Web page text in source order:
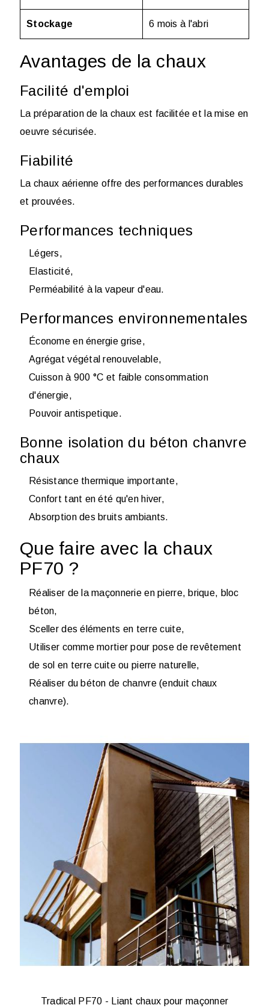
Stockage 6 mois à l'abri
Avantages de la chaux
Facilité d'emploi
La préparation de la chaux est facilitée et la mise en
oeuvre sécurisée.
Fiabilité
La chaux aérienne offre des performances durables
et prouvées.
Performances techniques
Légers,
Elasticité,
Perméabilité à la vapeur d'eau.
Performances environnementales
Économe en énergie grise,
Agrégat végétal renouvelable,
Cuisson à 900 °C et faible consommation
d'énergie,
Pouvoir antispetique.
Bonne isolation du béton chanvre
chaux
Résistance thermique importante,
Confort tant en été qu'en hiver,
Absorption des bruits ambiants.
Que faire avec la chaux
PF70 ?
Réaliser de la maçonnerie en pierre, brique, bloc
béton,
Sceller des éléments en terre cuite,
Utiliser comme mortier pour pose de revêtement
de sol en terre cuite ou pierre naturelle,
Réaliser du béton de chanvre (enduit chaux
chanvre).
Tradical PF70 - Liant chaux pour maçonner